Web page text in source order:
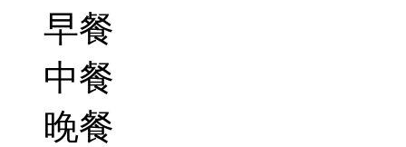
早餐
中餐
晚餐